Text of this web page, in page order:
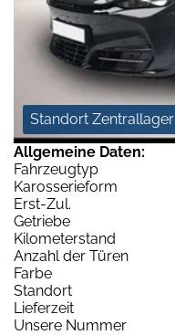
Standort Zentrallager
Allgemeine Daten:
Fahrzeugtyp
Karosserieform
Erst-Zul.
Getriebe
Kilometerstand
Anzahl der Türen
Farbe
Standort
Lieferzeit
Unsere Nummer